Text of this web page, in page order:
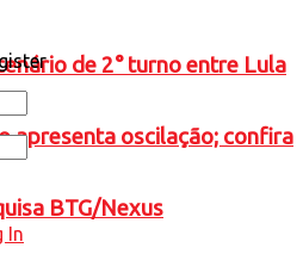
de 2° turno entre Lula
apresenta oscilação; confira
BTG/Nexus
In